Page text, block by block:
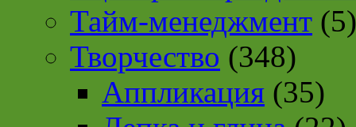
Тайм-менеджмент (5)
Творчество (348)
Аппликация (35)